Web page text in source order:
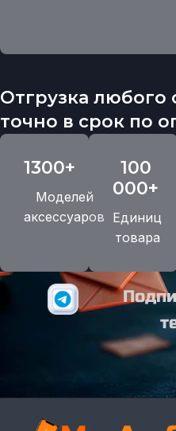
Отгрузка любого
точно в срок по
1300+
Моделей
аксессуаров
100
000+
Единиц
товара